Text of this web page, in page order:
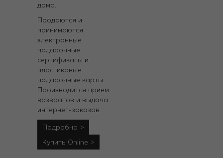
дома.
Продаются и
принимаются
электронные
подарочные
сертификаты и
пластиковые
подарочные карты.
Производится прием
возвратов и выдача
интернет-заказов.
Подробно
Купить Online